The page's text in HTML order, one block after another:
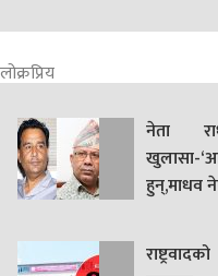
लोक्रप्रिय
नेता
खुलासा-
हुन्,माधव